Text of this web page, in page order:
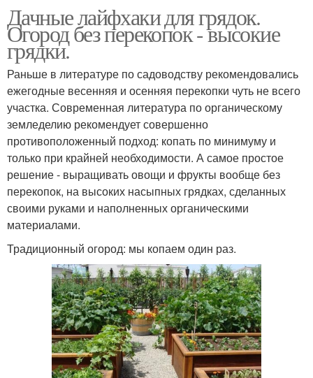
Дачные лайфхаки для грядок.
Огород без перекопок - высокие
грядки.
Раньше в литературе по садоводству рекомендовались
ежегодные весенняя и осенняя перекопки чуть не всего
участка. Современная литература по органическому
земледелию рекомендует совершенно
противоположенный подход: копать по минимуму и
только при крайней необходимости. А самое простое
решение - выращивать овощи и фрукты вообще без
перекопок, на высоких насыпных грядках, сделанных
своими руками и наполненных органическими
материалами.
Традиционный огород: мы копаем один раз.